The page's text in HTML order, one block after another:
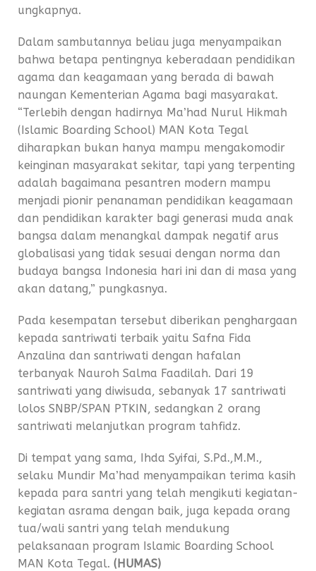
ungkapnya.
Dalam sambutannya beliau juga menyampaikan
bahwa betapa pentingnya keberadaan pendidikan
agama dan keagamaan yang berada di bawah
naungan Kementerian Agama bagi masyarakat.
“Terlebih dengan hadirnya Ma’had Nurul Hikmah
(Islamic Boarding School) MAN Kota Tegal
diharapkan bukan hanya mampu mengakomodir
keinginan masyarakat sekitar, tapi yang terpenting
adalah bagaimana pesantren modern mampu
menjadi pionir penanaman pendidikan keagamaan
dan pendidikan karakter bagi generasi muda anak
bangsa dalam menangkal dampak negatif arus
globalisasi yang tidak sesuai dengan norma dan
budaya bangsa Indonesia hari ini dan di masa yang
akan datang,” pungkasnya.
Pada kesempatan tersebut diberikan penghargaan
kepada santriwati terbaik yaitu Safna Fida
Anzalina dan santriwati dengan hafalan
terbanyak Nauroh Salma Faadilah. Dari 19
santriwati yang diwisuda, sebanyak 17 santriwati
lolos SNBP/SPAN PTKIN, sedangkan 2 orang
santriwati melanjutkan program tahfidz.
Di tempat yang sama, Ihda Syifai, S.Pd.,M.M.,
selaku Mundir Ma’had menyampaikan terima kasih
kepada para santri yang telah mengikuti kegiatan-
kegiatan asrama dengan baik, juga kepada orang
tua/wali santri yang telah mendukung
pelaksanaan program Islamic Boarding School
MAN Kota Tegal. (HUMAS)